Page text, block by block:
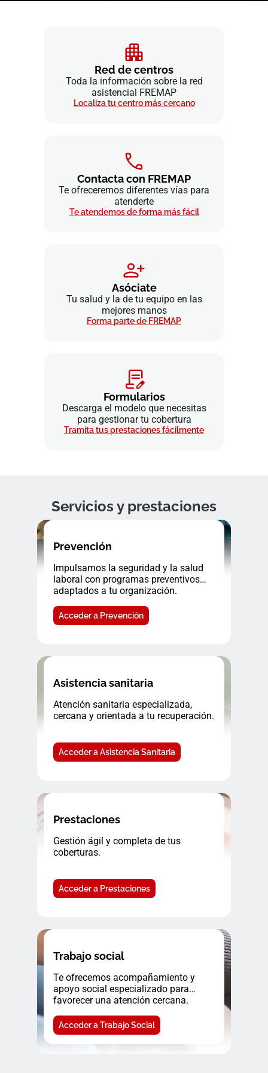
Red de centros
Toda la información sobre la red
asistencial FREMAP
Localiza tu centro más cercano
Contacta con FREMAP
Te ofreceremos diferentes vías para
atenderte
Te atendemos de forma más fácil
Asóciate
Tu salud y la de tu equipo en las
mejores manos
Forma parte de FREMAP
Formularios
Descarga el modelo que necesitas
para gestionar tu cobertura
Tramita tus prestaciones fácilmente
Servicios y prestaciones
Prevención
Impulsamos la seguridad y la salud
laboral con programas preventivos
adaptados a tu organización.
Acceder a Prevención
Asistencia sanitaria
Atención sanitaria especializada,
cercana y orientada a tu recuperación.
Acceder a Asistencia Sanitaria
Prestaciones
Gestión ágil y completa de tus
coberturas.
Acceder a Prestaciones
Trabajo social
Te ofrecemos acompañamiento y
apoyo social especializado para
favorecer una atención cercana.
Acceder a Trabajo Social